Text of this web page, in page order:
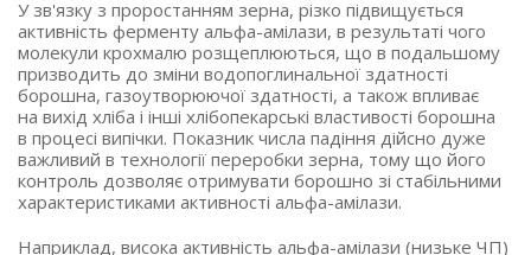
У зв'язку з проростанням зерна, різко підвищується
активність ферменту альфа-амілази, в результаті чого
молекули крохмалю розщеплюються, що в подальшому
призводить до зміни водопоглинальної здатності
борошна, газоутворюючої здатності, а також впливає
на вихід хліба і інші хлібопекарські властивості борошна
в процесі випічки. Показник числа падіння дійсно дуже
важливий в технології переробки зерна, тому що його
контроль дозволяє отримувати борошно зі стабільними
характеристиками активності альфа-амілази.
Наприклад, висока активність альфа-амілази (низьке ЧП)